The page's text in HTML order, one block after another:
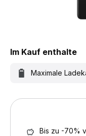
Im Kauf enthalte
Maximale
Bis zu -70%